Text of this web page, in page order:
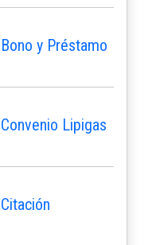
y Préstamo
Lipigas